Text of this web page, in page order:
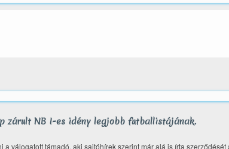
zárult NB I-es idény legjobb futballistájának.
válogatott támadó, aki sajtóhírek szerint már alá is írta szerződését